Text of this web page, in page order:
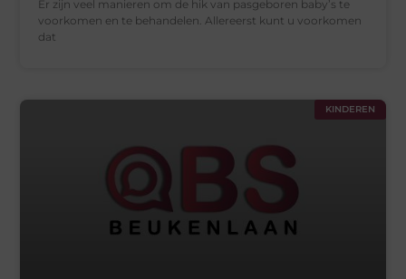
Er zijn veel manieren om de hik van pasgeboren baby’s te
voorkomen en te behandelen. Allereerst kunt u voorkomen
dat
KINDEREN